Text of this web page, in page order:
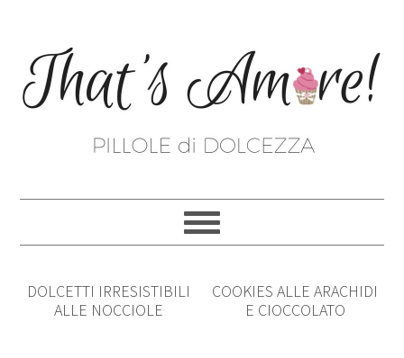
DOLCETTI IRRESISTIBILI
ALLE NOCCIOLE
COOKIES ALLE ARACHIDI
E CIOCCOLATO